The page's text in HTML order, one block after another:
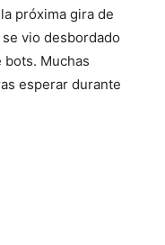
próxima gira de
vio desbordado
Muchas
esperar durante